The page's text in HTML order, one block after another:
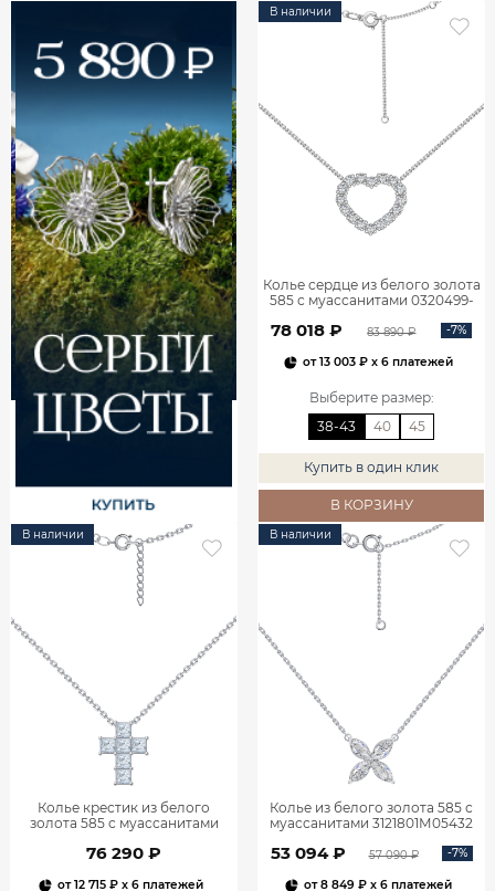
В наличии
Колье сердце из белого золота
585 с муассанитами 0320499-
78 018 ₽ 83 890 ₽ -7%
от13 003 ₽ x 6 платежей
Выберите размер:
38-43
40 45
Купить в один клик
В КОРЗИНУ
В наличии
Колье крестик из белого
золота 585 с муассанитами
76 290 ₽
от12 715 ₽ x 6 платежей
В наличии
Колье из белого золота 585 с
муассанитами 3121801М05432
53 094 ₽ 57 090 ₽ -7%
от8 849 ₽ x 6 платежей